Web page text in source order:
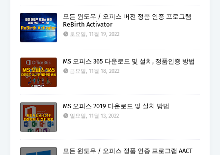
모든 윈도우 / 오피스 버전 정품 인증 프로그램
ReBirth Activator
토요일, 11월 19, 2022
MS 오피스 365 다운로드 및 설치, 정품인증 방법
금요일, 11월 18, 2022
MS 오피스 2019 다운로드 및 설치 방법
일요일, 11월 13, 2022
모든 윈도우 / 오피스 정품 인증 프로그램 AACT